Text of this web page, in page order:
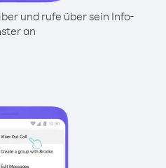
und rufe über sein Info-
an